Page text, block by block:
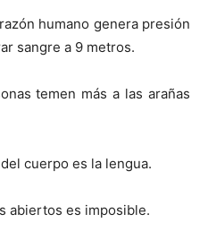
humano genera presión
sangre a 9 metros.
temen más a las arañas
cuerpo es la lengua.
abiertos es imposible.